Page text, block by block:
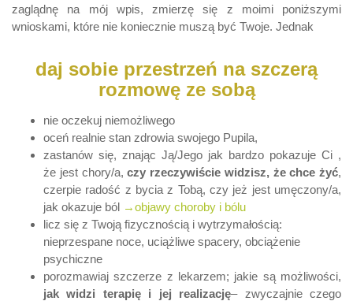
zaglądnę na mój wpis, zmierzę się z moimi poniższymi
wnioskami, które nie koniecznie muszą być Twoje. Jednak
daj sobie przestrzeń na szczerą
rozmowę ze sobą
nie oczekuj niemożliwego
oceń realnie stan zdrowia swojego Pupila,
zastanów się, znając Ją/Jego jak bardzo pokazuje Ci ,
że jest chory/a,czy rzeczywiście widzisz, że chce żyć,
czerpie radość z bycia z Tobą, czy jeż jest umęczony/a,
jak okazuje ból →objawy choroby i bólu
licz się z Twoją fizycznością i wytrzymałością:
nieprzespane noce, uciążliwe spacery, obciążenie
psychiczne
porozmawiaj szczerze z lekarzem; jakie są możliwości,
jak widzi terapię i jej realizację– zwyczajnie czego